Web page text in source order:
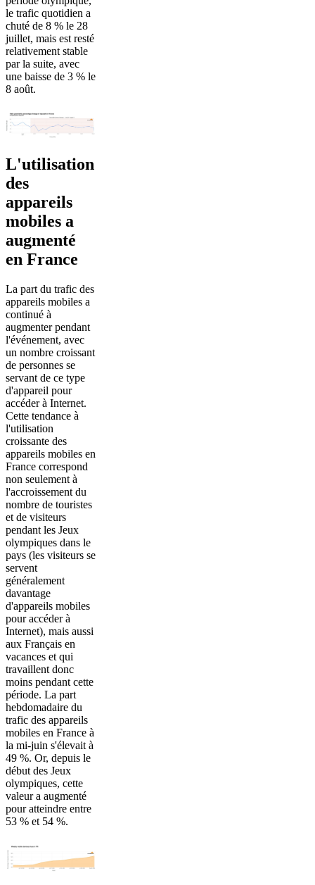
le trafic quotidien a
chuté de 8 % le 28
juillet, mais est resté
relativement stable
par la suite, avec
une baisse de 3 % le
8 août.
L'utilisation
des
appareils
mobiles a
augmenté
en France
La part du trafic des
appareils mobiles a
continué à
augmenter pendant
l'événement, avec
un nombre croissant
de personnes se
servant de ce type
d'appareil pour
accéder à Internet.
Cette tendance à
l'utilisation
croissante des
appareils mobiles en
France correspond
non seulement à
l'accroissement du
nombre de touristes
et de visiteurs
pendant les Jeux
olympiques dans le
pays (les visiteurs se
servent
généralement
davantage
d'appareils mobiles
pour accéder à
Internet), mais aussi
aux Français en
vacances et qui
travaillent donc
moins pendant cette
période. La part
hebdomadaire du
trafic des appareils
mobiles en France à
la mi-juin s'élevait à
49 %. Or, depuis le
début des Jeux
olympiques, cette
valeur a augmenté
pour atteindre entre
53 % et 54 %.